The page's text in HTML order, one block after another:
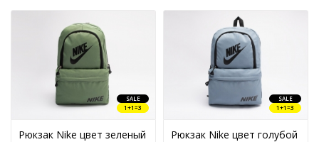
SALE
1+1=3
Рюкзак Nike цвет зеленый
SALE
1+1=3
Рюкзак Nike цвет голубой